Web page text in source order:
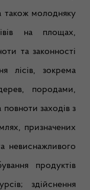
також молодняку
на площах,
та законності
лісів, зокрема
породами,
заходів з
призначених
невиснажливого
продуктів
здійснення